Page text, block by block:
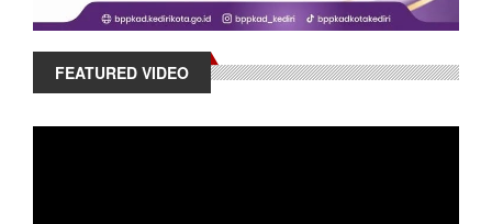
FEATURED VIDEO